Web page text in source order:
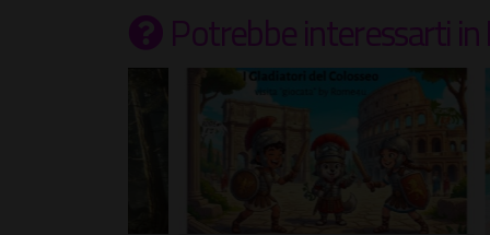
Potrebbe interessartiin